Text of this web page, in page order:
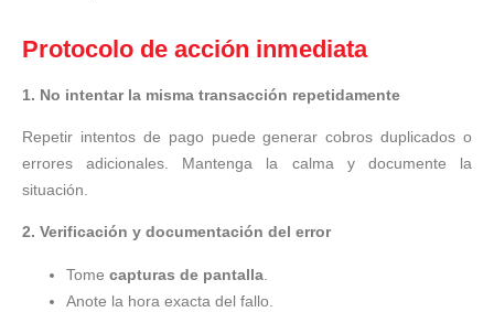
Protocolo de acción inmediata
1. No intentar la misma transacción repetidamente
Repetir intentos de pago puede generar cobros duplicados o
errores adicionales. Mantenga la calma y documente la
situación.
2. Verificación y documentación del error
Tome capturas de pantalla
Anote la hora exacta del fallo.